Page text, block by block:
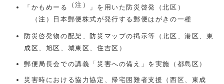
「かもめーる （注）
」を用いた防災啓発（北区）
（注）日本郵便株式が発行する郵便はがきの一種
防災啓発物の配架、防災マップの掲示等（北区、港区、東
成区、旭区、城東区、住吉区）
郵便局長会での講義「災害への備え」を実施（都島区）
災害時における協力協定、帰宅困難者支援（西区、東成